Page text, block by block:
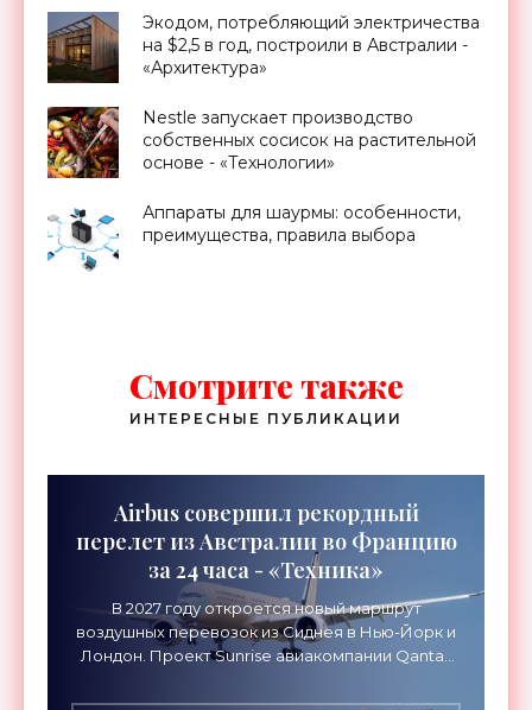
Экодом, потребляющий электричества
на $2,5 в год, построили в Австралии -
«Архитектура»
Nestle запускает производство
собственных сосисок на растительной
основе - «Технологии»
Аппараты для шаурмы: особенности,
преимущества, правила выбора
Смотрите также
ИНТЕРЕСНЫЕ ПУБЛИКАЦИИ
Airbus совершил рекордный
перелет из Австралии во Францию
за 24 часа - «Техника»
В 2027 году откроется новый маршрут
воздушных перевозок из Сиднея в Нью-Йорк и
Лондон. Проект Sunrise авиакомпании Qantas
длительностью до 24